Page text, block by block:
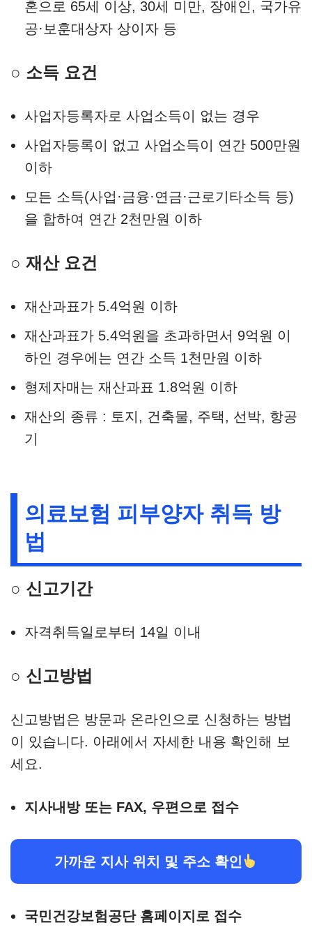
혼으로 65세 이상, 30세 미만, 장애인, 국가유
공·보훈대상자 상이자 등
○ 소득 요건
사업자등록자로 사업소득이 없는 경우
사업자등록이 없고 사업소득이 연간 500만원
이하
모든 소득(사업·금융·연금·근로기타소득 등)
을 합하여 연간 2천만원 이하
○ 재산 요건
재산과표가 5.4억원 이하
재산과표가 5.4억원을 초과하면서 9억원 이
하인 경우에는 연간 소득 1천만원 이하
형제자매는 재산과표 1.8억원 이하
재산의 종류 : 토지, 건축물, 주택, 선박, 항공
기
의료보험 피부양자 취득 방
법
○ 신고기간
자격취득일로부터 14일 이내
○ 신고방법
신고방법은 방문과 온라인으로 신청하는 방법
이 있습니다. 아래에서 자세한 내용 확인해 보
세요.
지사내방 또는 FAX, 우편으로 접수
가까운 지사 위치 및 주소 확인
국민건강보험공단 홈페이지로 접수